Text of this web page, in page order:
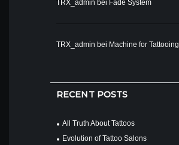
TRX_admin bei Fade System
TRX_admin bei Machine for Tattooing
RECENT POSTS
All Truth About Tattoos
Evolution of Tattoo Salons